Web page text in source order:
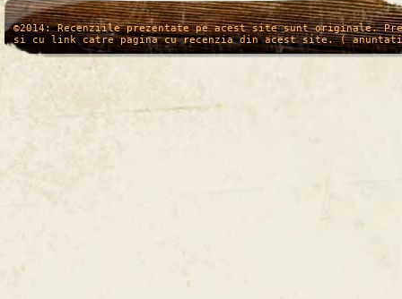
/* */
©2014: Recenziile prezentate pe acest site sunt originale.
si cu link catre pagina cu recenzia din acest site. (